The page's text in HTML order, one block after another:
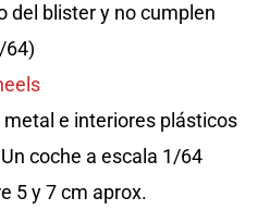
del blister y no cumplen
64)
metal e interiores plásticos
Un coche a escala 1/64
5 y 7 cm aprox.